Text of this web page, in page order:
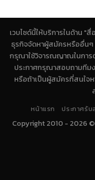
เวบไซด์นี้ให้บริการในด้าน "
ธุรกิจจัดหาผู้สมัครหรืออื่นๆ
กรุณาใช้วิจารณญาณในการ
ประกาศกรุณาสอบถามทีม
หรือถ้าเป็นผู้สมัครที่สนใจ
หน้าแรก ประกาศรั
Copyright 2010 - 2026 ©